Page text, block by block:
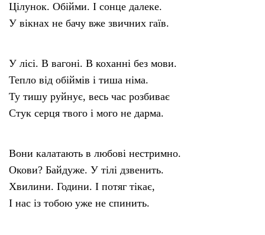
Цілунок. Обійми. І сонце далеке.
У вікнах не бачу вже звичних гаїв.
У лісі. В вагоні. В коханні без мови.
Тепло від обіймів і тиша німа.
Ту тишу руйнує, весь час розбиває
Стук серця твого і мого не дарма.
Вони калатають в любові нестримно.
Окови? Байдуже. У тілі дзвенить.
Хвилини. Години. І потяг тікає,
І нас із тобою уже не спинить.